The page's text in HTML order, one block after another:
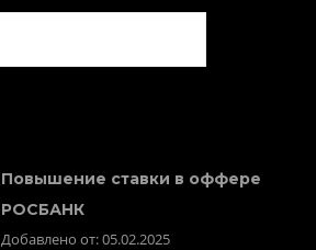
Повышение ставки в оффере
РОСБАНК
Добавлено от: 05.02.2025